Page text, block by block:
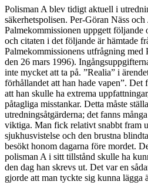
Polisman A blev tidigt aktuell i
säkerhetspolisen. Per-Göran Näss
Palmekommissionen uppgett
och citaten i det följande är hämtade
Palmekommissionens utfrågning med
den 26 mars 1996).
inte mycket att ta på. ”Realia” i
förhållandet att han hade vapen”. Det
att han skulle ha extrema
påtagliga misstankar. Detta måste
utredningsåtgärderna; det fanns
viktiga. Man fick relativt snabbt fram
sjukhusvistelse och den brustna
besökt honom dagarna före mordet.
polisman A i sitt tillstånd skulle ha
den dag han skrevs ut. Det var en
gjorde att man tyckte sig kunna lägga